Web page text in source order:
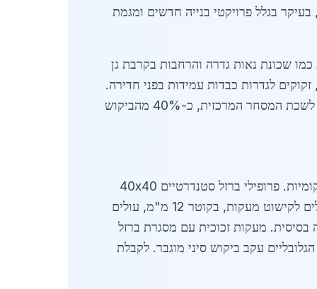
עם עלייה של 12% בהשוואה לשנה קודמת, בעיקר בגלל פרויקטי בנייה חדשים ומגמת
שכונת נאות גדרה והרחבות בקרבת גן
לגדרות כבדות עמידות בפני חדירה.
שלישית, פרויקטים ציבוריים כמו שדרוג פארקים ומתקני ספורט מגבירים את הצורך במוצרים אלה. על פי נתוני לשכת המסחר המרכזית, כ-40% מהביקוש
מחירי הברזל לגדרות ומעקות בגדרה בשנת 2026 מושפעים ממחירי חומרי הגלם העולמיים ומעלויות הובלה מקומיות. פרופילי ברזל סטנדרטיים 40x40
מ"מ נמכרים בכ-28 שקלים לק"ג, בעוד פרופילים כבדים 50x50 מ"מ מגיעים ל-35 שקלים לק"ג. מוטות עגולים לקישוט מעקות, בקוטר 12 מ"מ, עולים
בכ-450 שקלים למטר רץ, כולל התקנה בסיסית. מעקות זכוכית עם מסגרת ברזל